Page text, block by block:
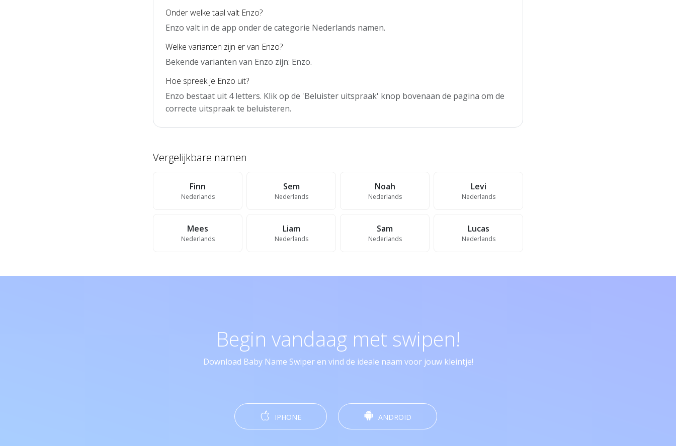
Onder welke taal valt Enzo?
Enzo valt in de app onder de categorie Nederlands namen.
Welke varianten zijn er van Enzo?
Bekende varianten van Enzo zijn: Enzo.
Hoe spreek je Enzo uit?
Enzo bestaat uit 4 letters. Klik op de 'Beluister uitspraak' knop bovenaan de pagina om de
correcte uitspraak te beluisteren.
Vergelijkbare namen
Finn
Nederlands
Sem
Nederlands
Noah
Nederlands
Levi
Nederlands
Mees
Nederlands
Liam
Nederlands
Sam
Nederlands
Lucas
Nederlands
Begin vandaag met swipen!
Download Baby Name Swiper en vind de ideale naam voor jouw kleintje!
IPHONE ANDROID